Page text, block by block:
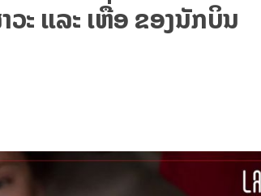
ວະ ແລະ ເຫື່ອ ຂອງນັກບິນ